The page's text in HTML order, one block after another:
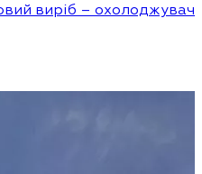
виріб – охолоджувач